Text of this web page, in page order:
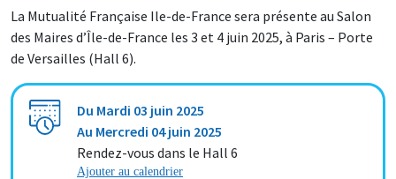
La Mutualité Française Ile-de-France sera présente au Salon
des Maires d’Île-de-France les 3 et 4 juin 2025, à Paris – Porte
de Versailles (Hall 6).
Du Mardi 03 juin 2025
Au Mercredi 04 juin 2025
Rendez-vous dans le Hall 6
Ajouter au calendrier